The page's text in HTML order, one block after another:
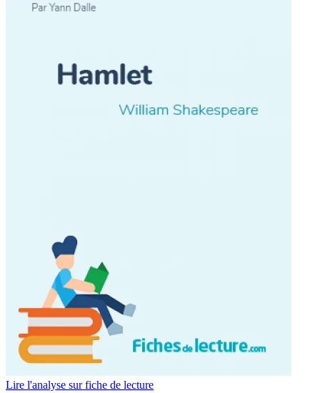
Lire l'analyse sur fiche de lecture